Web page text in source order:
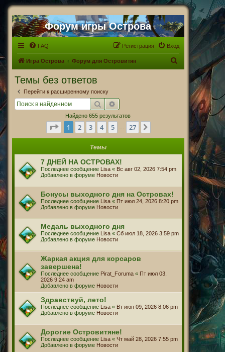
Форум игры Острова
FAQ Вход
Регистрация
Игра Острова Форум для Островитян
Темы без ответов
Перейти к расширенному поиску
Поиск
Найдено 655 результатов
Страница из 27
1 2 3 4 5 27
Темы
7 ДНЕЙ НА ОСТРОВАХ!
Последнее сообщение Lisa « Вс авг 02, 2026 7:54 pm
Добавлено в форуме Новости
Бонусы выходного дня на Островах!
Последнее сообщение Lisa « Пт июл 24, 2026 8:20 pm
Добавлено в форуме Новости
Медаль выходного дня
Последнее сообщение Lisa « Сб июл 18, 2026 3:59 pm
Добавлено в форуме Новости
Жаркая акция для корсаров
завершена!
Последнее сообщение Pirat_Foruma « Пт июл 03,
2026 9:24 am
Добавлено в форуме Новости
Здравствуй, лето!
Последнее сообщение Lisa « Вт июн 09, 2026 8:06 pm
Добавлено в форуме Новости
Дорогие Островитяне!
Последнее сообщение Lisa « Чт май 28, 2026 7:55 pm
Добавлено в форуме Новости